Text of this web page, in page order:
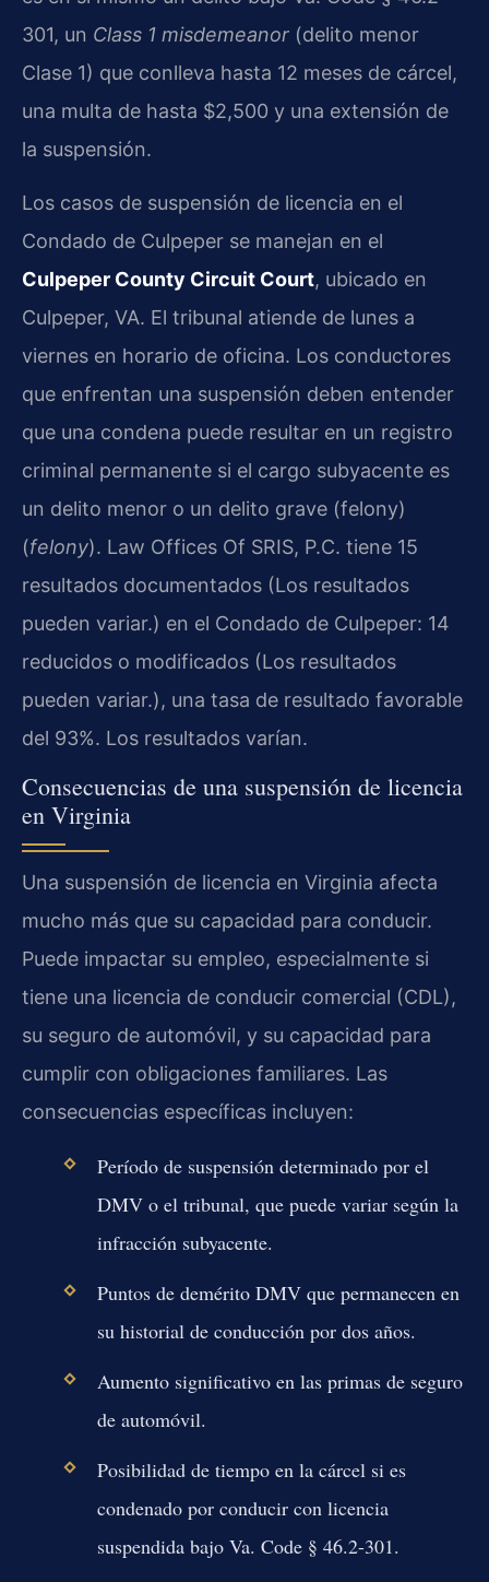
301, un Class 1 misdemeanor (delito menor
Clase 1) que conlleva hasta 12 meses de cárcel,
una multa de hasta $2,500 y una extensión de
la suspensión.
Los casos de suspensión de licencia en el
Condado de Culpeper se manejan en el
Culpeper County Circuit Court, ubicado en
Culpeper, VA. El tribunal atiende de lunes a
viernes en horario de oficina. Los conductores
que enfrentan una suspensión deben entender
que una condena puede resultar en un registro
criminal permanente si el cargo subyacente es
un delito menor o un delito grave (felony)
(felony). Law Offices Of SRIS, P.C. tiene 15
resultados documentados (Los resultados
pueden variar.) en el Condado de Culpeper: 14
reducidos o modificados (Los resultados
pueden variar.), una tasa de resultado favorable
del 93%. Los resultados varían.
Consecuencias de una suspensión de licencia
en Virginia
Una suspensión de licencia en Virginia afecta
mucho más que su capacidad para conducir.
Puede impactar su empleo, especialmente si
tiene una licencia de conducir comercial (CDL),
su seguro de automóvil, y su capacidad para
cumplir con obligaciones familiares. Las
consecuencias específicas incluyen:
Período de suspensión determinado por el
DMV o el tribunal, que puede variar según la
infracción subyacente.
Puntos de demérito DMV que permanecen en
su historial de conducción por dos años.
Aumento significativo en las primas de seguro
de automóvil.
Posibilidad de tiempo en la cárcel si es
condenado por conducir con licencia
suspendida bajo Va. Code § 46.2-301.